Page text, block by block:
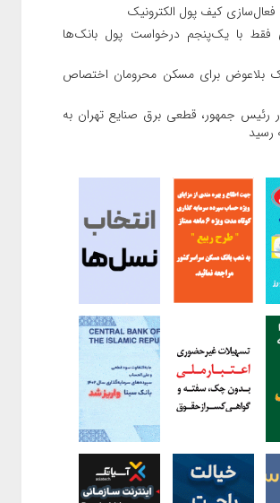
کیف پول الکترونیک
بانک مرکزی فقط با یک‌‎پنجم درخواست پول بانک‌ها
بلاعوض برای مسکن محرومان اختصاص
رئیس‌ جمهور، قطعی برق صنایع تهران به
رسید